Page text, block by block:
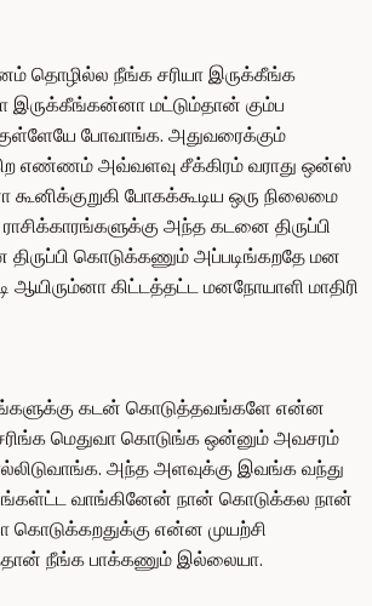
தொழில்ல நீங்க சரியா இருக்கீங்க
இருக்கீங்கன்னா மட்டும்தான் கும்ப
போவாங்க. அதுவரைக்கும்
எண்ணம் அவ்வளவு சீக்கிரம் வராது ஒன்ஸ்
கூனிக்குறுகி போகக்கூடிய ஒரு நிலைமை
அந்த கடனை திருப்பி
கொடுக்கணும் அப்படிங்கறதே மன
ஆயிரும்னா கிட்டத்தட்ட மனநோயாளி மாதிரி
கடன் கொடுத்தவங்களே என்ன
மெதுவா கொடுங்க ஒன்னும் அவசரம்
அந்த அளவுக்கு இவங்க வந்து
உங்கள்ட்ட வாங்கினேன் நான் கொடுக்கல நான்
என்ன முயற்சி
நீங்க பாக்கணும் இல்லையா.